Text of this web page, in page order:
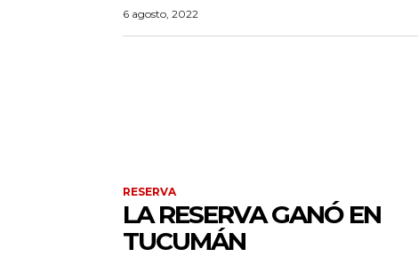
6 agosto, 2022
RESERVA
LA RESERVA GANÓ EN
TUCUMÁN